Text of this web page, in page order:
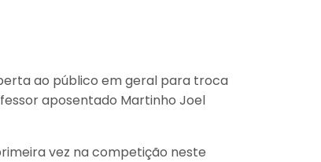
ao público em geral para troca
aposentado Martinho Joel
vez na competição neste